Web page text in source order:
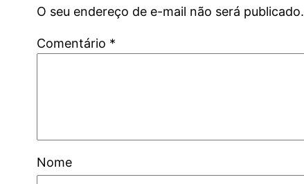
O seu endereço de e-mail não será publicado.
Comentário *
Nome